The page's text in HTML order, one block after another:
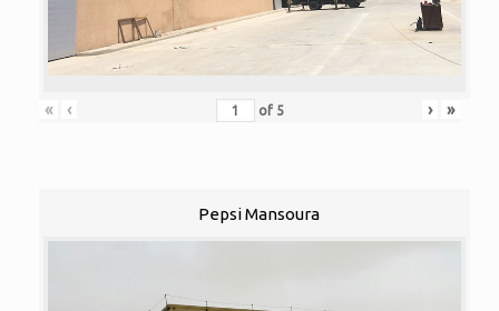
« ‹ of 5 › »
Pepsi Mansoura